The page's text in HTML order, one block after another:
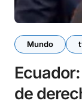
Mundo
de